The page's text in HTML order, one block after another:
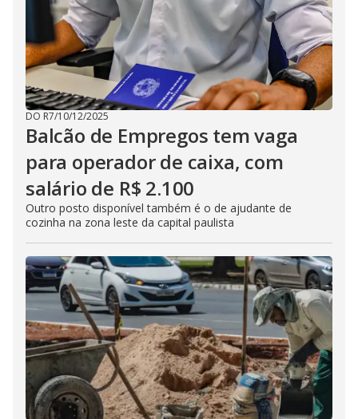
DO R7/10/12/2025
Balcão de Empregos tem vaga
para operador de caixa, com
salário de R$ 2.100
Outro posto disponível também é o de ajudante de
cozinha na zona leste da capital paulista